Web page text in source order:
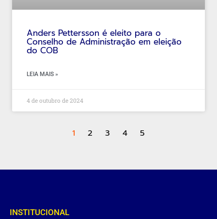
Anders Pettersson é eleito para o
Conselho de Administração em eleição
do COB
LEIA MAIS »
4 de outubro de 2024
1 2 3 4 5
INSTITUCIONAL